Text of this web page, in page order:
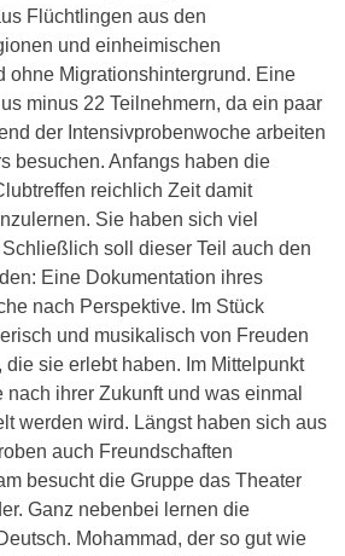
Flüchtlingen aus den
und einheimischen
ohne Migrationshintergrund. Eine
minus 22 Teilnehmern, da ein paar
der Intensivprobenwoche arbeiten
besuchen. Anfangs haben die
reichlich Zeit damit
Sie haben sich viel
soll dieser Teil auch den
Eine Dokumentation ihres
nach Perspektive. Im Stück
und musikalisch von Freuden
sie erlebt haben. Im Mittelpunkt
ihrer Zukunft und was einmal
werden wird. Längst haben sich aus
auch Freundschaften
besucht die Gruppe das Theater
Ganz nebenbei lernen die
Mohammad, der so gut wie